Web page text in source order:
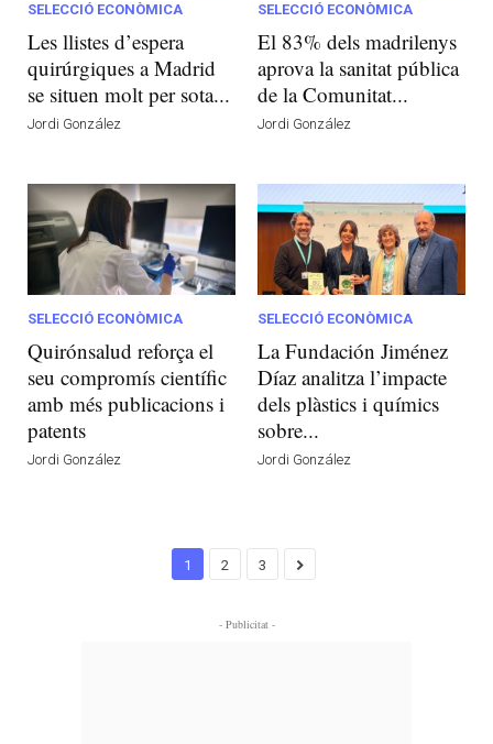
SELECCIÓ ECONÒMICA
Les llistes d’espera
quirúrgiques a Madrid
se situen molt per sota...
Jordi González
SELECCIÓ ECONÒMICA
El 83% dels madrilenys
aprova la sanitat pública
de la Comunitat...
Jordi González
SELECCIÓ ECONÒMICA
Quirónsalud reforça el
seu compromís científic
amb més publicacions i
patents
Jordi González
SELECCIÓ ECONÒMICA
La Fundación Jiménez
Díaz analitza l’impacte
dels plàstics i químics
sobre...
Jordi González
1 2 3
- Publicitat -